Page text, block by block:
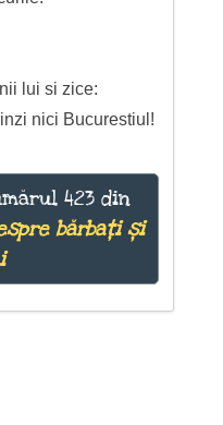
lui si zice:
nici Bucurestiul!
423 din
bărbați și